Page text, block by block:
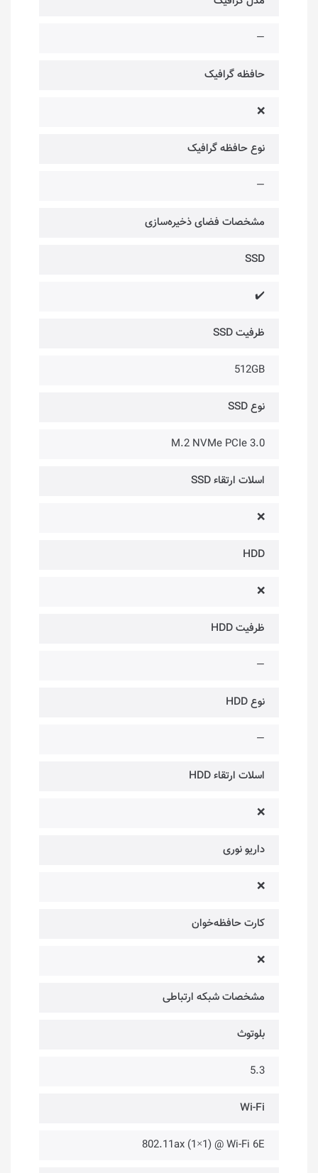
—
حافظه گرافیک
❌
نوع حافظه گرافیک
—
مشخصات فضای ذخیره‌سازی
SSD
✔️
ظرفیت SSD
512GB
نوع SSD
M.2 NVMe PCIe 3.0
اسلات ارتقاء SSD
❌
HDD
❌
ظرفیت HDD
—
نوع HDD
—
اسلات ارتقاء HDD
❌
داریو نوری
❌
کارت حافظه‌خوان
❌
مشخصات شبکه ارتباطی
بلوتوث
5.3
Wi-Fi
802.11ax (1×1) @ Wi-Fi 6E